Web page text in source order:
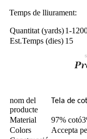
Temps de lliurament:
Quantitat (yards)1-
Est.Temps (dies) 15
nom del
producte
Tela de
Material 97% cotó
Colors
Accepta